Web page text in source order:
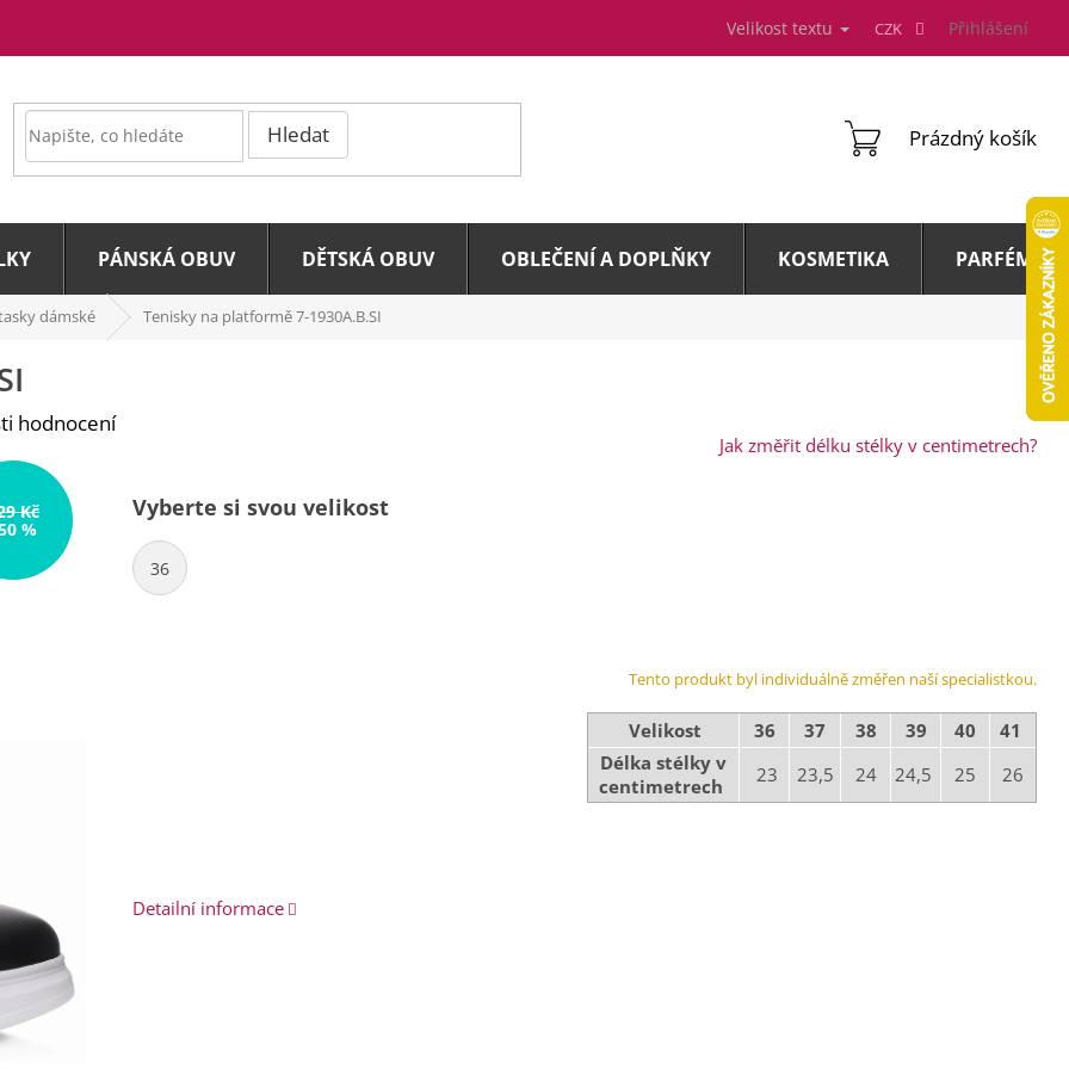
Velikost textu CZK Přihlášení
Hledat
NÁKUPNÍ
Prázdný košík
PÁNSKÁ OBUV DĚTSKÁ OBUV OBLEČENÍ A DOPLŇKY KOSMETIKA PARFÉMY A
dámské Tenisky na platformě 7-1930A.B.SI
hodnocení
Kč
%
Jak změřit délku stélky v centimetrech?
Vyberte si svou velikost
36
Tento produkt byl individuálně změřen naší specialistkou.
Velikost 36 37 38 39 40
41
Délka stélky v
centimetrech
23 23,5 24 24,5 25 26
Detailní informace